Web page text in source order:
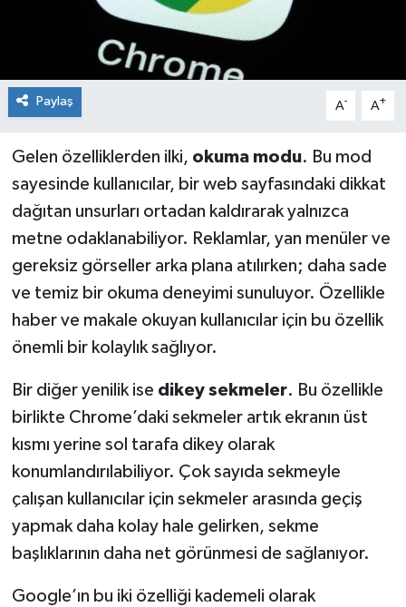
Paylaş A- A+
Gelen özelliklerden ilki, okuma modu. Bu mod
sayesinde kullanıcılar, bir web sayfasındaki dikkat
dağıtan unsurları ortadan kaldırarak yalnızca
metne odaklanabiliyor. Reklamlar, yan menüler ve
gereksiz görseller arka plana atılırken; daha sade
ve temiz bir okuma deneyimi sunuluyor. Özellikle
haber ve makale okuyan kullanıcılar için bu özellik
önemli bir kolaylık sağlıyor.
Bir diğer yenilik ise dikey sekmeler. Bu özellikle
birlikte Chrome’daki sekmeler artık ekranın üst
kısmı yerine sol tarafa dikey olarak
konumlandırılabiliyor. Çok sayıda sekmeyle
çalışan kullanıcılar için sekmeler arasında geçiş
yapmak daha kolay hale gelirken, sekme
başlıklarının daha net görünmesi de sağlanıyor.
Google’ın bu iki özelliği kademeli olarak